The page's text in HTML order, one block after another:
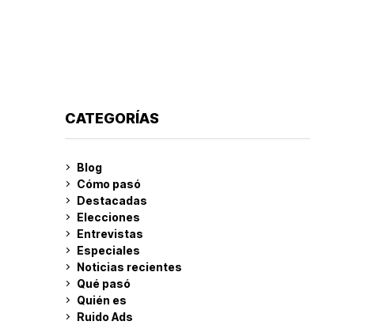
CATEGORÍAS
Blog
Cómo pasó
Destacadas
Elecciones
Entrevistas
Especiales
Noticias recientes
Qué pasó
Quién es
Ruido Ads